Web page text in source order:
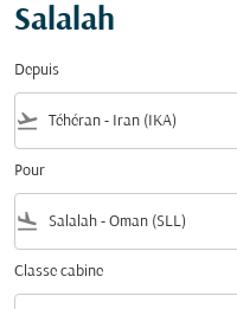
Salalah
Depuis
flight_takeoff
Pour
flight_land
Classe cabine